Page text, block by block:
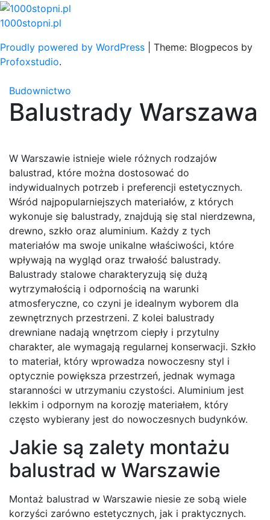
Skip
to
1000stopni.pl
Proudly powered by WordPress
Theme: Blogpecos by
Profoxstudio.
Budownictwo
Balustrady Warszawa
W Warszawie istnieje wiele różnych rodzajów
balustrad, które można dostosować do
indywidualnych potrzeb i preferencji estetycznych.
Wśród najpopularniejszych materiałów, z których
wykonuje się balustrady, znajdują się stal nierdzewna,
drewno, szkło oraz aluminium. Każdy z tych
materiałów ma swoje unikalne właściwości, które
wpływają na wygląd oraz trwałość balustrady.
Balustrady stalowe charakteryzują się dużą
wytrzymałością i odpornością na warunki
atmosferyczne, co czyni je idealnym wyborem dla
zewnętrznych przestrzeni. Z kolei balustrady
drewniane nadają wnętrzom ciepły i przytulny
charakter, ale wymagają regularnej konserwacji. Szkło
to materiał, który wprowadza nowoczesny styl i
optycznie powiększa przestrzeń, jednak wymaga
staranności w utrzymaniu czystości. Aluminium jest
lekkim i odpornym na korozję materiałem, który
często wybierany jest do nowoczesnych budynków.
Jakie są zalety montażu
balustrad w Warszawie
Montaż balustrad w Warszawie niesie ze sobą wiele
korzyści zarówno estetycznych, jak i praktycznych.